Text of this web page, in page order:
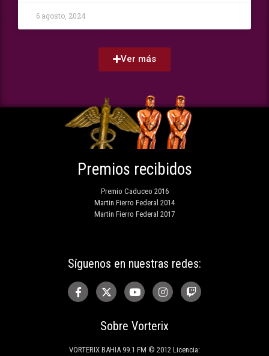
6 agosto, 2024
Ver más
Sobre Vorterix
VORTERIX BAHIA 99.1 FM © 2012 Licencia:
Síguenos en nuestras redes:
Premios recibidos
Premio Caduceo 2016
Martin Fierro Federal 2014
Martin Fierro Federal 2017